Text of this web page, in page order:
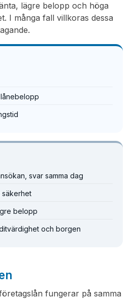
lägre belopp och höga
I många fall villkoras dessa
svar samma dag
säkerhet
belopp
och borgen
fungerar på samma